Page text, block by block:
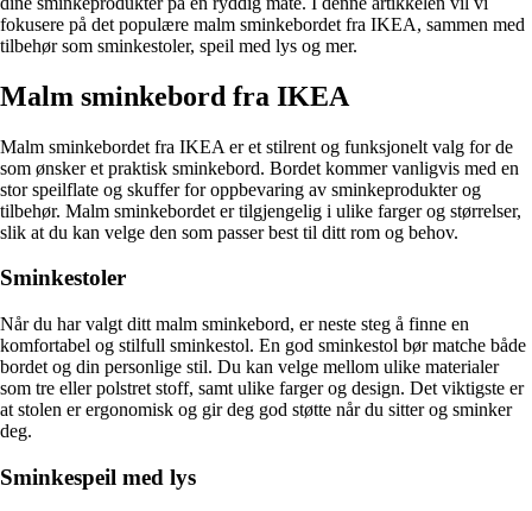
fokusere på det populære malm sminkebordet fra IKEA, sammen med
tilbehør som sminkestoler, speil med lys og mer.
Malm sminkebord fra IKEA
Malm sminkebordet fra IKEA er et stilrent og funksjonelt valg for de
som ønsker et praktisk sminkebord. Bordet kommer vanligvis med en
stor speilflate og skuffer for oppbevaring av sminkeprodukter og
tilbehør. Malm sminkebordet er tilgjengelig i ulike farger og størrelser,
slik at du kan velge den som passer best til ditt rom og behov.
Sminkestoler
Når du har valgt ditt malm sminkebord, er neste steg å finne en
komfortabel og stilfull sminkestol. En god sminkestol bør matche både
bordet og din personlige stil. Du kan velge mellom ulike materialer
som tre eller polstret stoff, samt ulike farger og design. Det viktigste er
at stolen er ergonomisk og gir deg god støtte når du sitter og sminker
deg.
Sminkespeil med lys